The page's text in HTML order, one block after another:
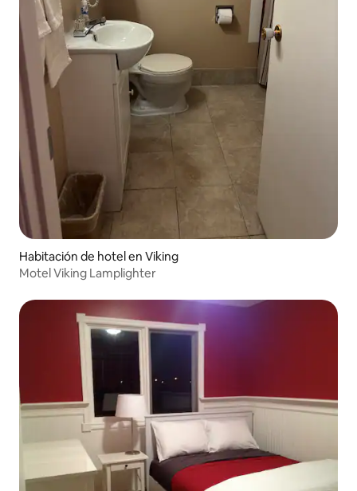
Habitación de hotel en Viking
Motel Viking Lamplighter